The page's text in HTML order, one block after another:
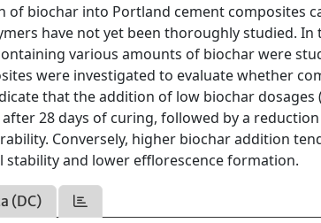
biochar into Portland cement composites
have not yet been thoroughly studied. In
various amounts of biochar were
were investigated to evaluate whether
that the addition of low biochar dosages
28 days of curing, followed by a
Conversely, higher biochar addition
and lower efflorescence formation.
(DC)